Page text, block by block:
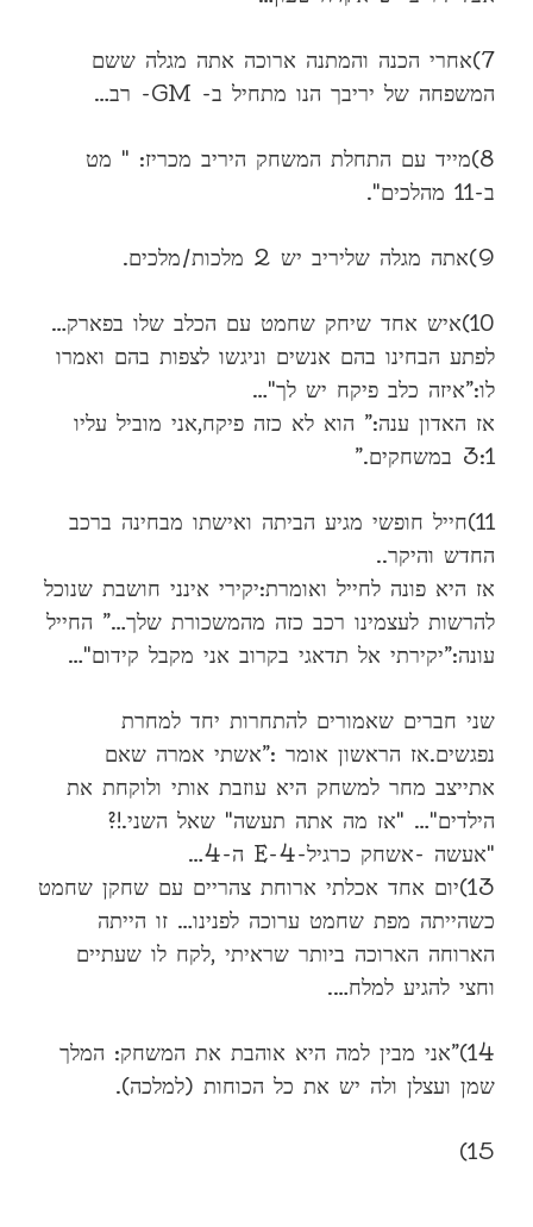
7)אחרי הכנה והמתנה ארוכה אתה מגלה ששם
המשפחה של יריבך הנו מתחיל ב- GM- רב…
8)מייד עם התחלת המשחק היריב מכריז: " מט
ב-11 מהלכים".
9)אתה מגלה שליריב יש 2 מלכות/מלכים.
10)איש אחד שיחק שחמט עם הכלב שלו בפארק…
לפתע הבחינו בהם אנשים וניגשו לצפות בהם ואמרו
לו:”איזה כלב פיקח יש לך"…
אז האדון ענה:” הוא לא כזה פיקח,אני מוביל עליו
3:1 במשחקים.”
11)חייל חופשי מגיע הביתה ואישתו מבחינה ברכב
החדש והיקר..
אז היא פונה לחייל ואומרת:יקירי אינני חושבת שנוכל
להרשות לעצמינו רכב כזה מהמשכורת שלך…” החייל
עונה:”יקירתי אל תדאגי בקרוב אני מקבל קידום"…
שני חברים שאמורים להתחרות יחד למחרת
נפגשים.אז הראשון אומר :”אשתי אמרה שאם
אתייצב מחר למשחק היא עוזבת אותי ולוקחת את
הילדים"… "אז מה אתה תעשה" שאל השני.!?
"אעשה -אשחק כרגיל-E-4 ה-4…
13)יום אחד אכלתי ארוחת צהריים עם שחקן שחמט
כשהייתה מפת שחמט ערוכה לפנינו… זו הייתה
הארוחה הארוכה ביותר שראיתי ,לקח לו שעתיים
וחצי להגיע למלח….
14)”אני מבין למה היא אוהבת את המשחק: המלך
שמן ועצלן ולה יש את כל הכוחות (למלכה).
15)